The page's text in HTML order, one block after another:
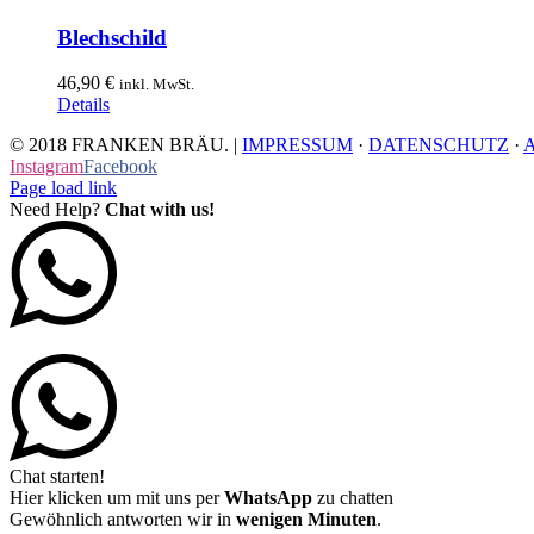
Blechschild
46,90 € inkl. MwSt.
Details
© 2018 FRANKEN BRÄU. | IMPRESSUM · DATENSCHUTZ ·
InstagramFacebook
Page load link
Need Help? Chat with us!
Chat starten!
Hier klicken um mit uns perWhatsApp zu chatten
Gewöhnlich antworten wir in wenigen Minuten.